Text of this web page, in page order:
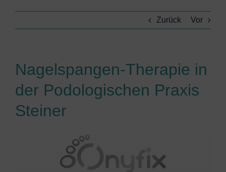
Zurück Vor
Nagelspangen-Therapie in
der Podologischen Praxis
Steiner